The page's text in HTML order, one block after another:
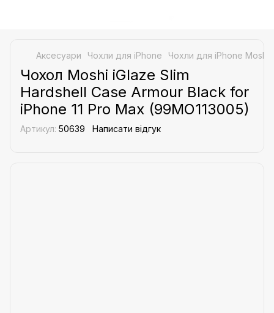
Аксесуари Чохли для iPhone Чохли для iPhone Moshi
Чохол Moshi iGlaze Slim
Hardshell Case Armour Black for
iPhone 11 Pro Max (99MO113005)
Артикул: 50639 Написати відгук